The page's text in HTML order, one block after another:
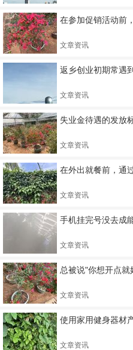
在参加促销活动前
文章资讯
返乡创业初期常遇
文章资讯
失业金待遇的发放
文章资讯
在外出就餐前，通
文章资讯
手机挂完号没去成
文章资讯
总被说"你想开点就
文章资讯
使用家用健身器材
文章资讯